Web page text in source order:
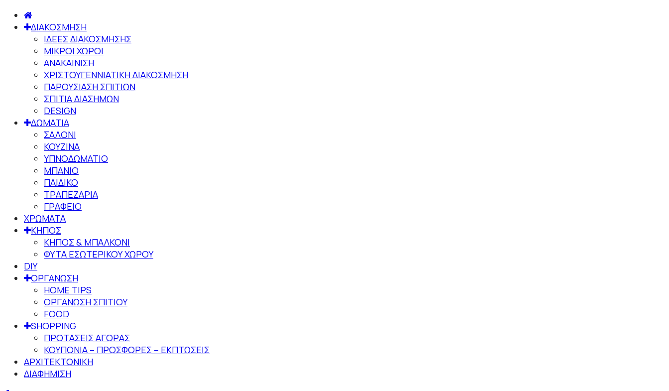
ΔΙΑΚΟΣΜΗΣΗ
ΙΔΕΕΣ ΔΙΑΚΟΣΜΗΣΗΣ
ΜΙΚΡΟΙ ΧΩΡΟΙ
ΑΝΑΚΑΙΝΙΣΗ
ΧΡΙΣΤΟΥΓΕΝΝΙΑΤΙΚΗ ΔΙΑΚΟΣΜΗΣΗ
ΠΑΡΟΥΣΙΑΣΗ ΣΠΙΤΙΩΝ
ΣΠΙΤΙΑ ΔΙΑΣΗΜΩΝ
DESIGN
ΔΩΜΑΤΙΑ
ΣΑΛΟΝΙ
ΚΟΥΖΙΝΑ
ΥΠΝΟΔΩΜΑΤΙΟ
ΜΠΑΝΙΟ
ΠΑΙΔΙΚΟ
ΤΡΑΠΕΖΑΡΙΑ
ΓΡΑΦΕΙΟ
ΧΡΩΜΑΤΑ
ΚΗΠΟΣ
ΚΗΠΟΣ & ΜΠΑΛΚΟΝΙ
ΦΥΤΑ ΕΣΩΤΕΡΙΚΟΥ ΧΩΡΟΥ
DIY
ΟΡΓΑΝΩΣΗ
HOME TIPS
ΟΡΓΑΝΩΣΗ ΣΠΙΤΙΟΥ
FOOD
SHOPPING
ΠΡΟΤΑΣΕΙΣ ΑΓΟΡΑΣ
ΚΟΥΠΟΝΙΑ – ΠΡΟΣΦΟΡΕΣ – ΕΚΠΤΩΣΕΙΣ
ΑΡΧΙΤΕΚΤΟΝΙΚΗ
ΔΙΑΦΗΜΙΣΗ